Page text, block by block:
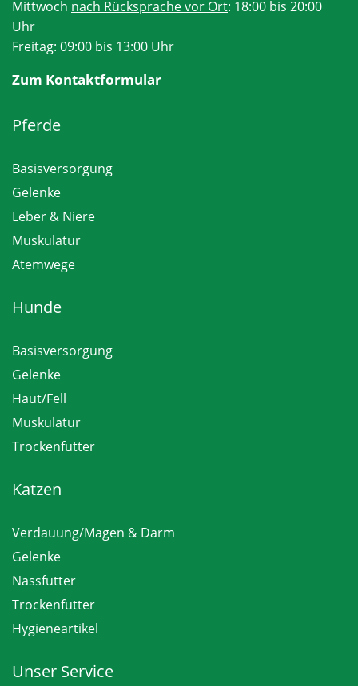
Mittwoch nach Rücksprache vor Ort: 18:00 bis 20:00
Uhr
Freitag: 09:00 bis 13:00 Uhr
Zum Kontaktformular
Pferde
Basisversorgung
Gelenke
Leber & Niere
Muskulatur
Atemwege
Hunde
Basisversorgung
Gelenke
Haut/Fell
Muskulatur
Trockenfutter
Katzen
Verdauung/Magen & Darm
Gelenke
Nassfutter
Trockenfutter
Hygieneartikel
Unser Service